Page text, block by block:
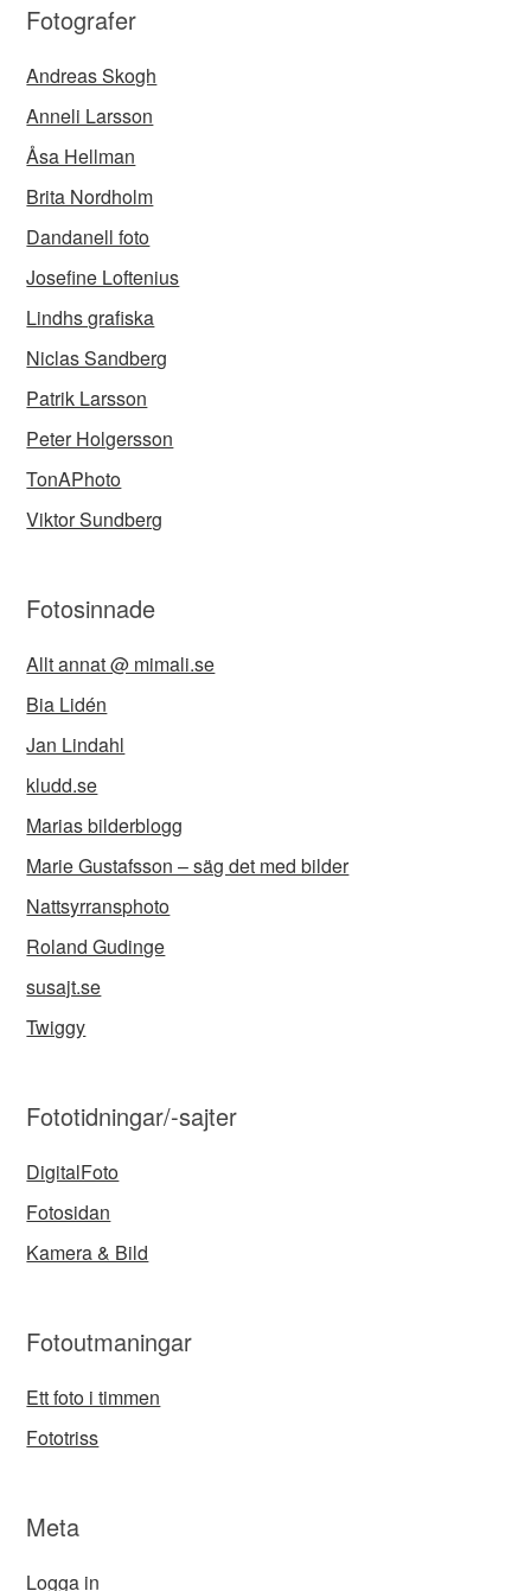
Fotografer
Andreas Skogh
Anneli Larsson
Åsa Hellman
Brita Nordholm
Dandanell foto
Josefine Loftenius
Lindhs grafiska
Niclas Sandberg
Patrik Larsson
Peter Holgersson
TonAPhoto
Viktor Sundberg
Fotosinnade
Allt annat @ mimali.se
Bia Lidén
Jan Lindahl
kludd.se
Marias bilderblogg
Marie Gustafsson – säg det med bilder
Nattsyrransphoto
Roland Gudinge
susajt.se
Twiggy
Fototidningar/-sajter
DigitalFoto
Fotosidan
Kamera & Bild
Fotoutmaningar
Ett foto i timmen
Fototriss
Meta
Logga in